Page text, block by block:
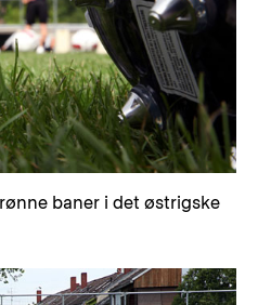
baner i det østrigske